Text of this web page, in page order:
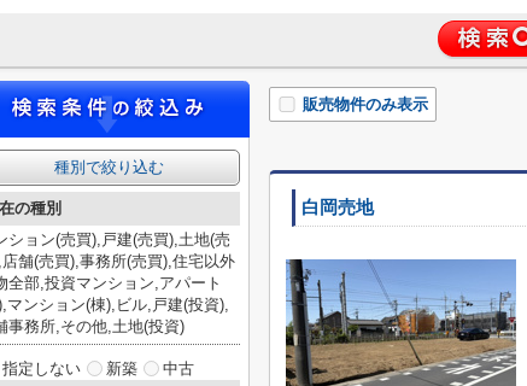
販売物件のみ表示
白岡売地
種別で絞り込む
の種別
ション(売買),戸建(売買),土地(売
店舗(売買),事務所(売買),住宅以外
全部,投資マンション,アパート
マンション(棟),ビル,戸建(投資),
事務所,その他,土地(投資)
指定しない 新築
中古